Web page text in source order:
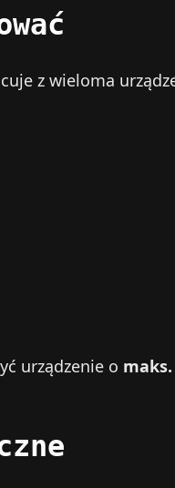
z wieloma
urządzenie o